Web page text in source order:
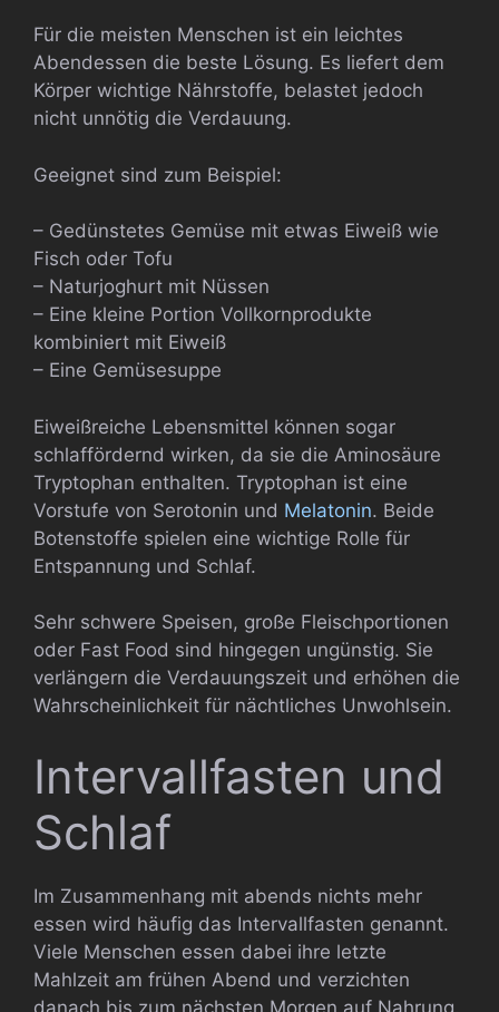
Für die meisten Menschen ist ein leichtes
Abendessen die beste Lösung. Es liefert dem
Körper wichtige Nährstoffe, belastet jedoch
nicht unnötig die Verdauung.
Geeignet sind zum Beispiel:
– Gedünstetes Gemüse mit etwas Eiweiß wie
Fisch oder Tofu
– Naturjoghurt mit Nüssen
– Eine kleine Portion Vollkornprodukte
kombiniert mit Eiweiß
– Eine Gemüsesuppe
Eiweißreiche Lebensmittel können sogar
schlaffördernd wirken, da sie die Aminosäure
Tryptophan enthalten. Tryptophan ist eine
Vorstufe von Serotonin und Melatonin. Beide
Botenstoffe spielen eine wichtige Rolle für
Entspannung und Schlaf.
Sehr schwere Speisen, große Fleischportionen
oder Fast Food sind hingegen ungünstig. Sie
verlängern die Verdauungszeit und erhöhen die
Wahrscheinlichkeit für nächtliches Unwohlsein.
Intervallfasten und
Schlaf
Im Zusammenhang mit abends nichts mehr
essen wird häufig das Intervallfasten genannt.
Viele Menschen essen dabei ihre letzte
Mahlzeit am frühen Abend und verzichten
danach bis zum nächsten Morgen auf Nahrung.